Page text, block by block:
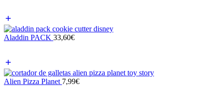
Aladdin PACK 33,60€
Alien Pizza Planet 7,99€